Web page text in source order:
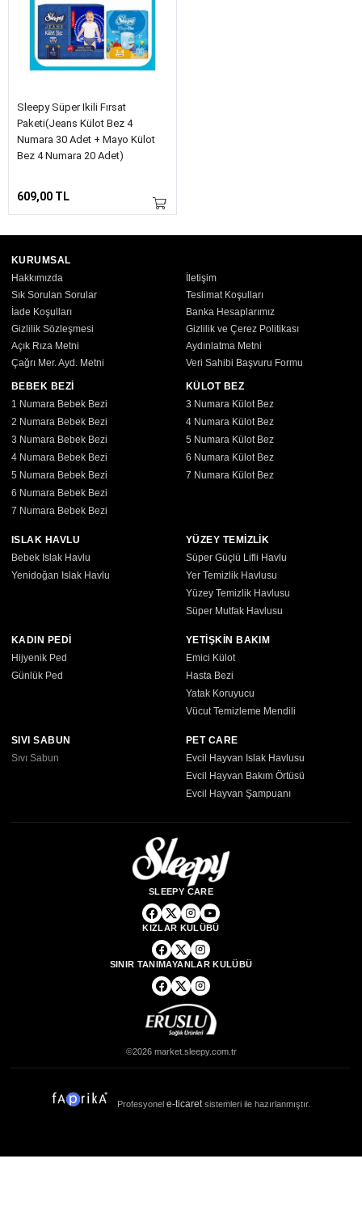
Sleepy Süper Ikili Fırsat
Paketi(Jeans Külot Bez 4
Numara 30 Adet + Mayo Külot
Bez 4 Numara 20 Adet)
609,00 TL
KURUMSAL
Hakkımızda
İletişim
Sık Sorulan Sorular
Teslimat Koşulları
İade Koşulları
Banka Hesaplarımız
Gizlilik Sözleşmesi
Gizlilik ve Çerez Politikası
Açık Rıza Metni
Aydınlatma Metni
Çağrı Mer. Ayd. Metni
Veri Sahibi Başvuru Formu
BEBEK BEZİ
1 Numara Bebek Bezi
2 Numara Bebek Bezi
3 Numara Bebek Bezi
4 Numara Bebek Bezi
5 Numara Bebek Bezi
6 Numara Bebek Bezi
7 Numara Bebek Bezi
KÜLOT BEZ
3 Numara Külot Bez
4 Numara Külot Bez
5 Numara Külot Bez
6 Numara Külot Bez
7 Numara Külot Bez
ISLAK HAVLU
Bebek Islak Havlu
Yenidoğan Islak Havlu
YÜZEY TEMİZLİK
Süper Güçlü Lifli Havlu
Yer Temizlik Havlusu
Yüzey Temizlik Havlusu
Süper Mutfak Havlusu
KADIN PEDİ
Hijyenik Ped
Günlük Ped
YETİŞKİN BAKIM
Emici Külot
Hasta Bezi
Yatak Koruyucu
Vücut Temizleme Mendili
SIVI SABUN
Sıvı Sabun
PET CARE
Evcil Hayvan Islak Havlusu
Evcil Hayvan Bakım Örtüsü
Evcil Hayvan Şampuanı
SLEEPY CARE
KIZLAR KULÜBÜ
SINIR TANIMAYANLAR KULÜBÜ
©2026 market.sleepy.com.tr
Profesyonel e-ticaret sistemleri ile hazırlanmıştır.